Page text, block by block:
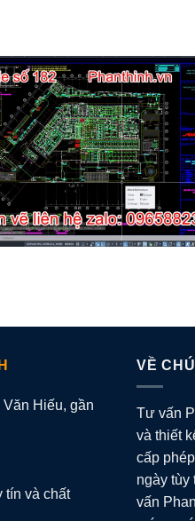
Hiếu, gần
tín và chất
VỀ
Tư vấn
và thiết
cấp
ngày tùy
vấn